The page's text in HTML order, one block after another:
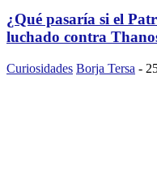
¿Qué pasaría si el
luchado contra
Curiosidades Borja Tersa -